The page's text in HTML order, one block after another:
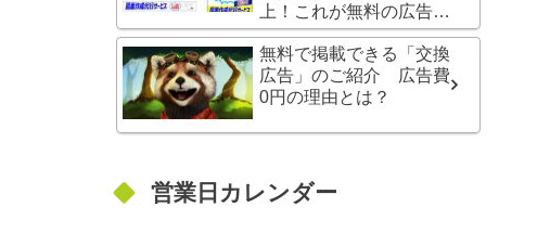
上！これが無料の広告の
力だ！
無料で掲載できる「交換
広告」のご紹介 広告費
0円の理由とは？
営業日カレンダー